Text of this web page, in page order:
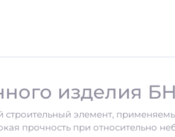
изделия
строительный элемент,
прочность при относительно